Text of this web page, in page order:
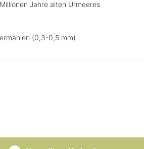
Jahre alten Urmeeres
(0,3-0,5 mm)